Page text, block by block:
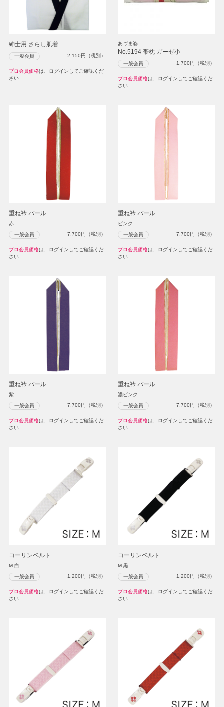
紳士用 さらし肌着
一般会員 2,150円（税別）
プロ会員価格は、ログインしてご確認くだ
さい
あづま姿
No.5194 帯枕 ガーゼ小
一般会員 1,700円（税別）
プロ会員価格は、ログインしてご確認くだ
さい
重ね衿 パール
赤
一般会員 7,700円（税別）
プロ会員価格は、ログインしてご確認くだ
さい
重ね衿 パール
ピンク
一般会員 7,700円（税別）
プロ会員価格は、ログインしてご確認くだ
さい
重ね衿 パール
紫
一般会員 7,700円（税別）
プロ会員価格は、ログインしてご確認くだ
さい
重ね衿 パール
濃ピンク
一般会員 7,700円（税別）
プロ会員価格は、ログインしてご確認くだ
さい
コーリンベルト
M:白
一般会員 1,200円（税別）
プロ会員価格は、ログインしてご確認くだ
さい
コーリンベルト
M:黒
一般会員 1,200円（税別）
プロ会員価格は、ログインしてご確認くだ
さい